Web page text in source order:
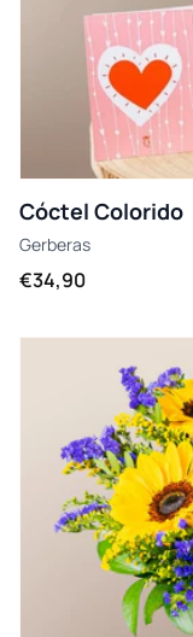
Cóctel Colorido
Gerberas
€34,90